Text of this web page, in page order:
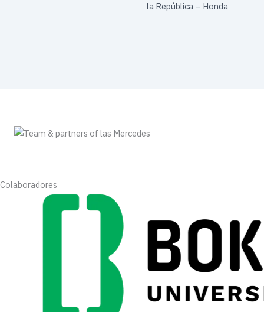
la República – Honda
Colaboradores